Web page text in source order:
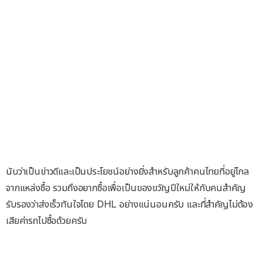
นับว่าเป็นข่าวดีและเป็นประโยชน์อย่างยิ่งสำหรับลูกค้าคนไทยที่อยู่ไกล
จากแหล่งซื้อ รวมถึงอยากซื้อเพื่อเป็นของขวัญปีใหม่ให้กับคนสำคัญ
รับรองว่าส่งเร็วทันใจโดย DHL อย่างแน่นอนครับ และที่สำคัญไม่ต้อง
เสียค่ารถไปซื้อด้วยครับ